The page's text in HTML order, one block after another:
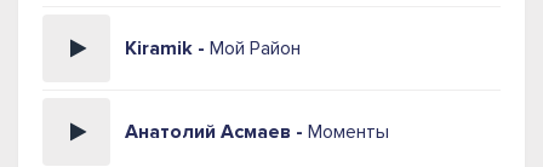
Kiramik - Мой Район
Анатолий Асмаев - Моменты